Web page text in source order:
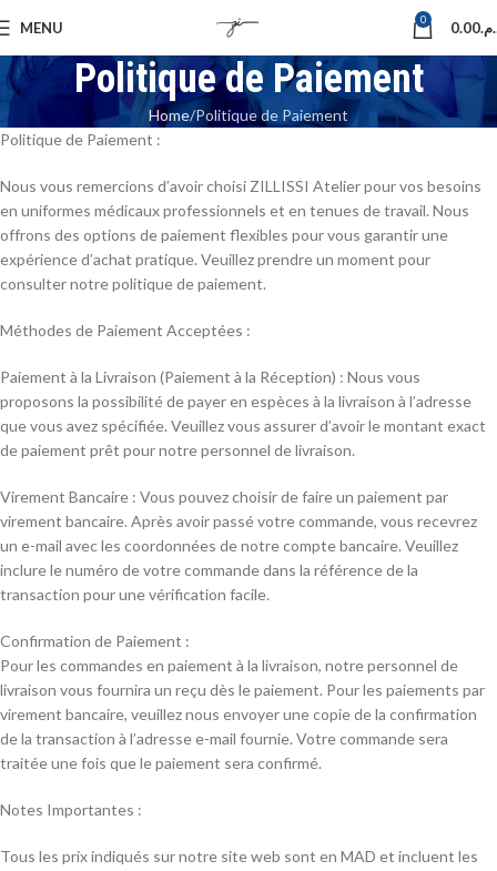
MENU 0 0.00
Politique de Paiement
Home Politique de Paiement
Politique de Paiement :
Nous vous remercions d’avoir choisi ZILLISSI Atelier pour vos besoins
en uniformes médicaux professionnels et en tenues de travail. Nous
offrons des options de paiement flexibles pour vous garantir une
expérience d’achat pratique. Veuillez prendre un moment pour
consulter notre politique de paiement.
Méthodes de Paiement Acceptées :
Paiement à la Livraison (Paiement à la Réception) : Nous vous
proposons la possibilité de payer en espèces à la livraison à l’adresse
que vous avez spécifiée. Veuillez vous assurer d’avoir le montant exact
de paiement prêt pour notre personnel de livraison.
Virement Bancaire : Vous pouvez choisir de faire un paiement par
virement bancaire. Après avoir passé votre commande, vous recevrez
un e-mail avec les coordonnées de notre compte bancaire. Veuillez
inclure le numéro de votre commande dans la référence de la
transaction pour une vérification facile.
Confirmation de Paiement :
Pour les commandes en paiement à la livraison, notre personnel de
livraison vous fournira un reçu dès le paiement. Pour les paiements par
virement bancaire, veuillez nous envoyer une copie de la confirmation
de la transaction à l’adresse e-mail fournie. Votre commande sera
traitée une fois que le paiement sera confirmé.
Notes Importantes :
Tous les prix indiqués sur notre site web sont en MAD et incluent les